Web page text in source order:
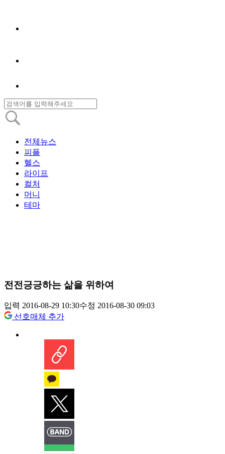
전체뉴스
피플
헬스
라이프
컬처
머니
테마
전전긍긍하는 삶을 위하여
입력 2016-08-29 10:30수정 2016-08-30 09:03
선호매체 추가